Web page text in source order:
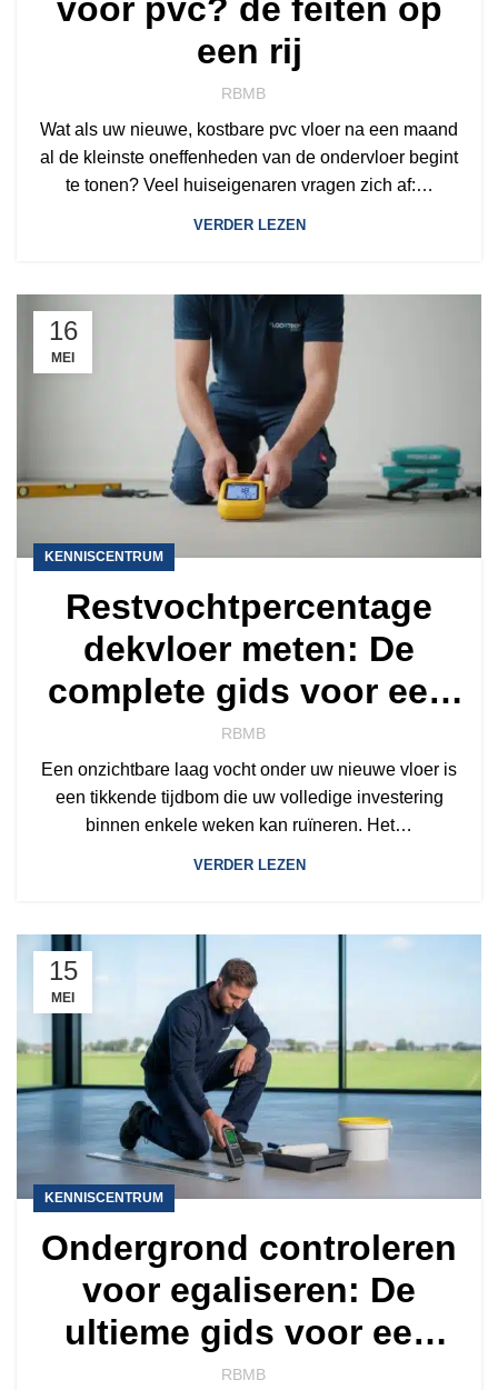
voor pvc? de feiten op
een rij
RBMB
Wat als uw nieuwe, kostbare pvc vloer na een maand
al de kleinste oneffenheden van de ondervloer begint
te tonen? Veel huiseigenaren vragen zich af:…
VERDER LEZEN
16
MEI
KENNISCENTRUM
Restvochtpercentage
dekvloer meten: De
complete gids voor een
veilige vloerinstallatie
RBMB
Een onzichtbare laag vocht onder uw nieuwe vloer is
een tikkende tijdbom die uw volledige investering
binnen enkele weken kan ruïneren. Het…
VERDER LEZEN
15
MEI
KENNISCENTRUM
Ondergrond controleren
voor egaliseren: De
ultieme gids voor een
perfecte vloer
RBMB